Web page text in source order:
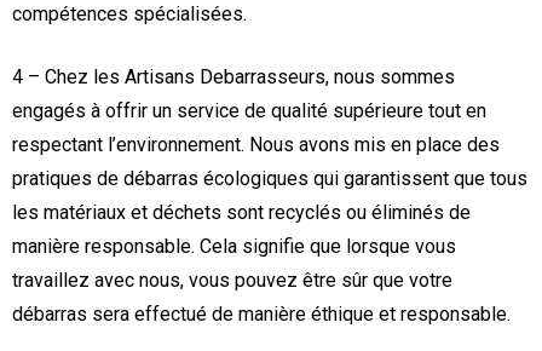
compétences spécialisées.
4 – Chez les Artisans Debarrasseurs, nous sommes
engagés à offrir un service de qualité supérieure tout en
respectant l’environnement. Nous avons mis en place des
pratiques de débarras écologiques qui garantissent que tous
les matériaux et déchets sont recyclés ou éliminés de
manière responsable. Cela signifie que lorsque vous
travaillez avec nous, vous pouvez être sûr que votre
débarras sera effectué de manière éthique et responsable.